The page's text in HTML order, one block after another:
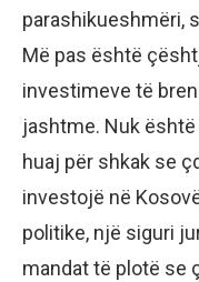
parashikueshmëri,
Më pas është
investimeve të
jashtme. Nuk
huaj për shkak se
investojë në
politike, një siguri
mandat të plotë se